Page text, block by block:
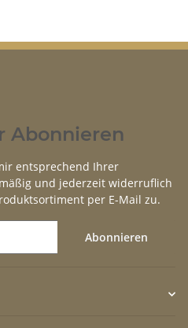
Abonnieren
entsprechend Ihrer
und jederzeit widerruflich
per E-Mail zu.
Abonnieren